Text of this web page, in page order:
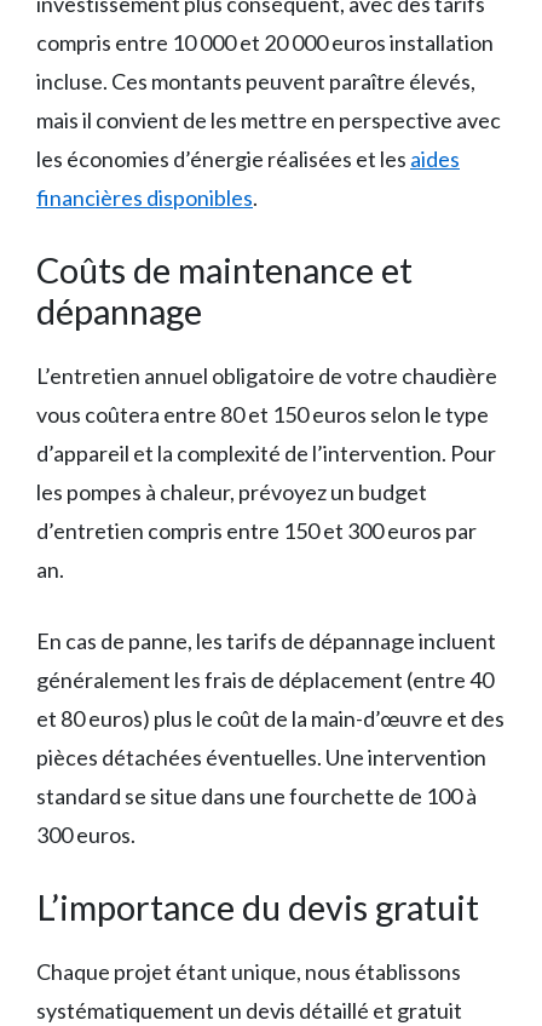
compris entre 10 000 et 20 000 euros installation
incluse. Ces montants peuvent paraître élevés,
mais il convient de les mettre en perspective avec
les économies d’énergie réalisées et les aides
financières disponibles.
Coûts de maintenance et
dépannage
L’entretien annuel obligatoire de votre chaudière
vous coûtera entre 80 et 150 euros selon le type
d’appareil et la complexité de l’intervention. Pour
les pompes à chaleur, prévoyez un budget
d’entretien compris entre 150 et 300 euros par
an.
En cas de panne, les tarifs de dépannage incluent
généralement les frais de déplacement (entre 40
et 80 euros) plus le coût de la main-d’œuvre et des
pièces détachées éventuelles. Une intervention
standard se situe dans une fourchette de 100 à
300 euros.
L’importance du devis gratuit
Chaque projet étant unique, nous établissons
systématiquement un devis détaillé et gratuit